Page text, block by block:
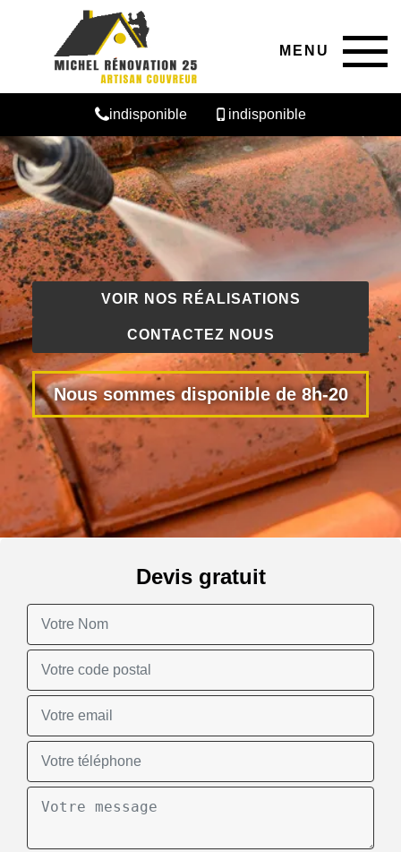
MENU
indisponible indisponible
VOIR NOS RÉALISATIONS
CONTACTEZ NOUS
Nous sommes disponible de 8h-20
Devis gratuit